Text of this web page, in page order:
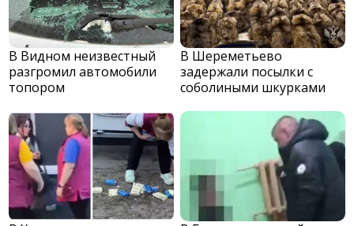
В Видном неизвестный
разгромил автомобили
топором
В Шереметьево
задержали посылки с
соболиными шкурками